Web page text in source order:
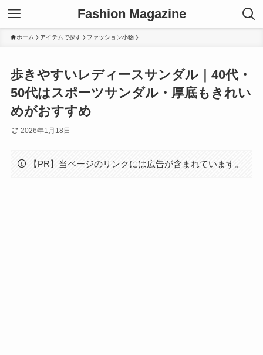
Fashion Magazine
ホーム アイテムで探す ファッション小物
歩きやすいレディースサンダル｜40代・
50代はスポーツサンダル・厚底もきれい
めがおすすめ
2026年1月18日
【PR】当ページのリンクには広告が含まれています。